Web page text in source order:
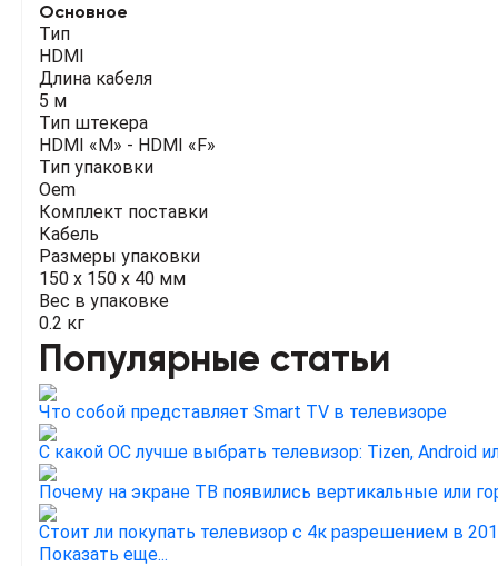
Основное
Тип
HDMI
Длина кабеля
5 м
Тип штекера
HDMI «M» - HDMI «F»
Тип упаковки
Oem
Комплект поставки
Кабель
Размеры упаковки
150 x 150 x 40 мм
Вес в упаковке
0.2 кг
Популярные статьи
Что собой представляет Smart TV в телевизоре
С какой ОС лучше выбрать телевизор: Tizen, Android
Почему на экране ТВ появились вертикальные или
Стоит ли покупать телевизор с 4к разрешением в
Показать еще...